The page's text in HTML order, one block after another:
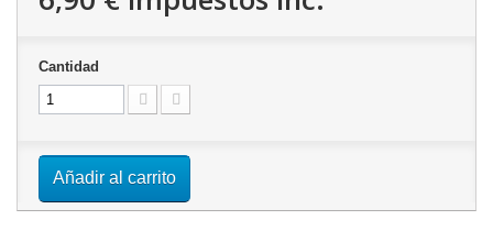
Cantidad
Añadir al carrito